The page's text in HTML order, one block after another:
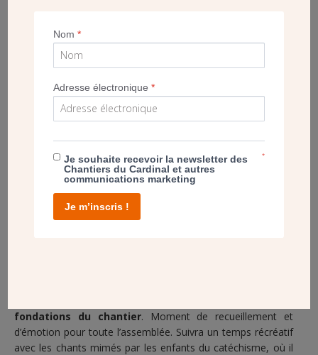
fondations du chantier. Moment de recueillement et
d’émotion pour toute l’assemblée. Suivra un temps récréatif
avec les chants mimés par les enfants du catéchisme, où il
Nom*
Adresse électronique*
Je souhaite recevoir la newsletter des
Chantiers du Cardinal et autres
communications marketing
*
Je m’inscris !